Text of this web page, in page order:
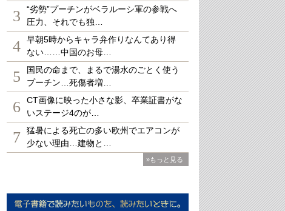
3
“劣勢”プーチンがベラルーシ軍の参戦へ
圧力、それでも独…
4
早朝5時からキャラ弁作りなんてあり得
ない……中国のお母…
5
国民の命まで、まるで湯水のごとく使う
プーチン…死傷者増…
6
CT画像に映った小さな影、卒業証書がな
いステージ4のが…
7
猛暑による死亡の多い欧州でエアコンが
少ない理由…建物と…
»もっと見る